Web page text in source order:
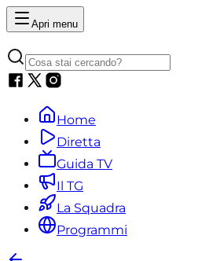
Apri menu
Home
Diretta
Guida TV
Il TG
La Squadra
Programmi